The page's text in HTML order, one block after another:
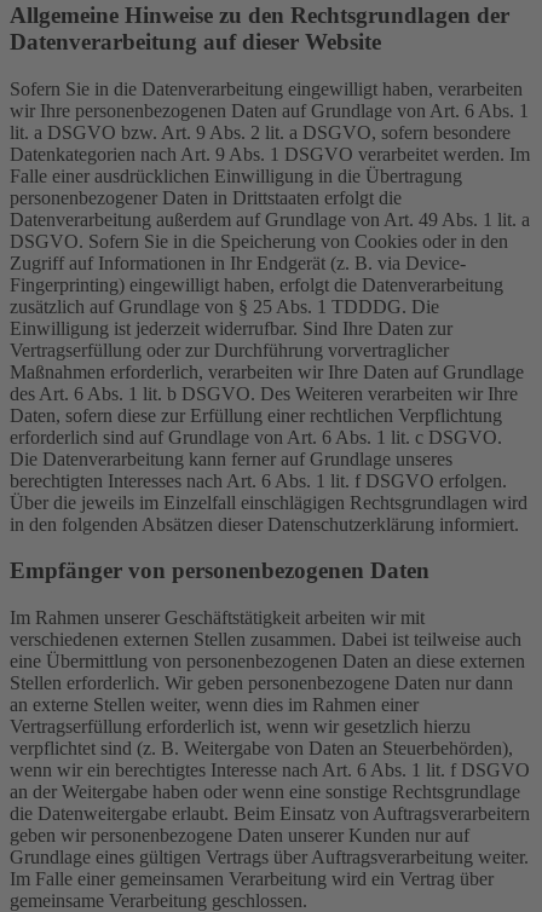
Allgemeine Hinweise zu den Rechtsgrundlagen der
Datenverarbeitung auf dieser Website
Sofern Sie in die Datenverarbeitung eingewilligt haben, verarbeiten
wir Ihre personenbezogenen Daten auf Grundlage von Art. 6 Abs. 1
lit. a DSGVO bzw. Art. 9 Abs. 2 lit. a DSGVO, sofern besondere
Datenkategorien nach Art. 9 Abs. 1 DSGVO verarbeitet werden. Im
Falle einer ausdrücklichen Einwilligung in die Übertragung
personenbezogener Daten in Drittstaaten erfolgt die
Datenverarbeitung außerdem auf Grundlage von Art. 49 Abs. 1 lit. a
DSGVO. Sofern Sie in die Speicherung von Cookies oder in den
Zugriff auf Informationen in Ihr Endgerät (z. B. via Device-
Fingerprinting) eingewilligt haben, erfolgt die Datenverarbeitung
zusätzlich auf Grundlage von § 25 Abs. 1 TDDDG. Die
Einwilligung ist jederzeit widerrufbar. Sind Ihre Daten zur
Vertragserfüllung oder zur Durchführung vorvertraglicher
Maßnahmen erforderlich, verarbeiten wir Ihre Daten auf Grundlage
des Art. 6 Abs. 1 lit. b DSGVO. Des Weiteren verarbeiten wir Ihre
Daten, sofern diese zur Erfüllung einer rechtlichen Verpflichtung
erforderlich sind auf Grundlage von Art. 6 Abs. 1 lit. c DSGVO.
Die Datenverarbeitung kann ferner auf Grundlage unseres
berechtigten Interesses nach Art. 6 Abs. 1 lit. f DSGVO erfolgen.
Über die jeweils im Einzelfall einschlägigen Rechtsgrundlagen wird
in den folgenden Absätzen dieser Datenschutzerklärung informiert.
Empfänger von personenbezogenen Daten
Im Rahmen unserer Geschäftstätigkeit arbeiten wir mit
verschiedenen externen Stellen zusammen. Dabei ist teilweise auch
eine Übermittlung von personenbezogenen Daten an diese externen
Stellen erforderlich. Wir geben personenbezogene Daten nur dann
an externe Stellen weiter, wenn dies im Rahmen einer
Vertragserfüllung erforderlich ist, wenn wir gesetzlich hierzu
verpflichtet sind (z. B. Weitergabe von Daten an Steuerbehörden),
wenn wir ein berechtigtes Interesse nach Art. 6 Abs. 1 lit. f DSGVO
an der Weitergabe haben oder wenn eine sonstige Rechtsgrundlage
die Datenweitergabe erlaubt. Beim Einsatz von Auftragsverarbeitern
geben wir personenbezogene Daten unserer Kunden nur auf
Grundlage eines gültigen Vertrags über Auftragsverarbeitung weiter.
Im Falle einer gemeinsamen Verarbeitung wird ein Vertrag über
gemeinsame Verarbeitung geschlossen.